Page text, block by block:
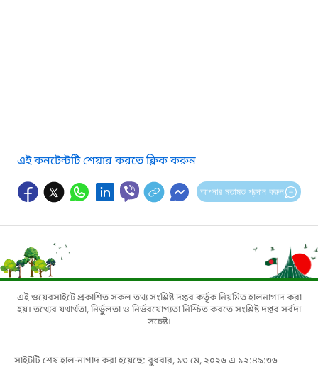
এই কনটেন্টটি শেয়ার করতে ক্লিক করুন
আপনার মতামত প্রদান করুন
এই ওয়েবসাইটে প্রকাশিত সকল তথ্য সংশ্লিষ্ট দপ্তর কর্তৃক নিয়মিত হালনাগাদ করা
হয়। তথ্যের যথার্থতা, নির্ভুলতা ও নির্ভরযোগ্যতা নিশ্চিত করতে সংশ্লিষ্ট দপ্তর সর্বদা
সচেষ্ট।
সাইটটি শেষ হাল-নাগাদ করা হয়েছে: বুধবার, ১৩ মে, ২০২৬ এ ১২:৪৯:৩৬